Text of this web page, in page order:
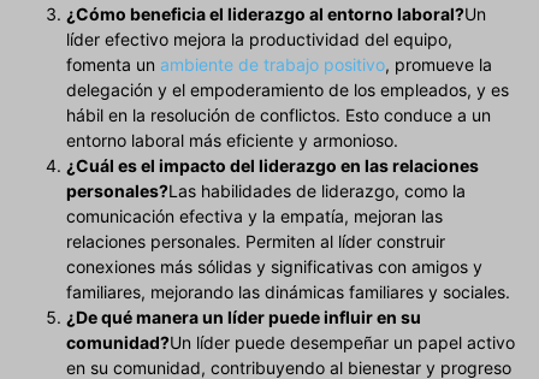
¿Cómo beneficia el liderazgo al entorno laboral?Un
líder efectivo mejora la productividad del equipo,
fomenta un ambiente de trabajo positivo, promueve la
delegación y el empoderamiento de los empleados, y es
hábil en la resolución de conflictos. Esto conduce a un
entorno laboral más eficiente y armonioso.
¿Cuál es el impacto del liderazgo en las relaciones
personales?Las habilidades de liderazgo, como la
comunicación efectiva y la empatía, mejoran las
relaciones personales. Permiten al líder construir
conexiones más sólidas y significativas con amigos y
familiares, mejorando las dinámicas familiares y sociales.
¿De qué manera un líder puede influir en su
comunidad?Un líder puede desempeñar un papel activo
en su comunidad, contribuyendo al bienestar y progreso